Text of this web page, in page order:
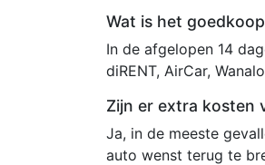
Wat is het
In de afgelopen 14
diRENT, AirCar,
Zijn er extra kosten
Ja, in de meeste
auto wenst terug te